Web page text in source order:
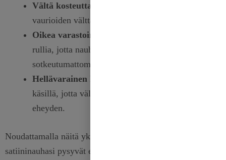
Vältä kosteutta:
vaurioiden välttämiseksi.
Oikea varastointi:
rullia, jotta nauhat pysyvät järjestyksessä ja
sotkeutumattomina.
Hellävarainen käsittely:
käsillä, jotta vältät tahrat ja säilytät nauhan
eheyden.
Noudattamalla näitä yksinkertaisia hoito-ohjeita
satiininauhasi pysyvät elinvoimaisina ja käyttökelpoisina